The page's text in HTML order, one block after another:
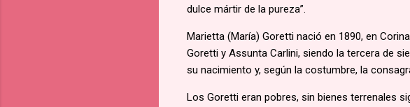
dulce mártir de la pureza”.
Marietta (María) Goretti nació en 1890, en
Goretti y Assunta Carlini, siendo la tercera de
su nacimiento y, según la costumbre, la
Los Goretti eran pobres, sin bienes terrenales